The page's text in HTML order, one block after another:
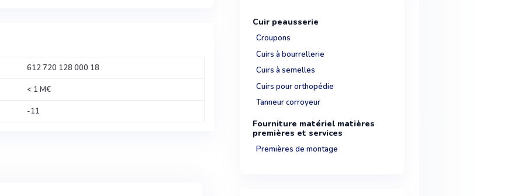
612 720 128 000 18
< 1 M€
-11
Cuir peausserie
Croupons
Cuirs à bourrellerie
Cuirs à semelles
Cuirs pour orthopédie
Tanneur corroyeur
Fourniture matériel matières
premières et services
Premières de montage